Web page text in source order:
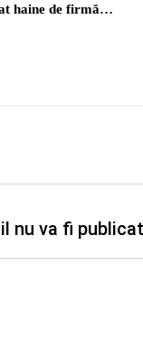
haine de firmă…
nu va fi